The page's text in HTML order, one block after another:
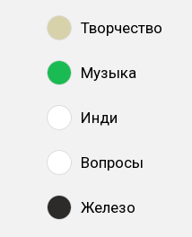
Творчество
Музыка
Инди
Вопросы
Железо